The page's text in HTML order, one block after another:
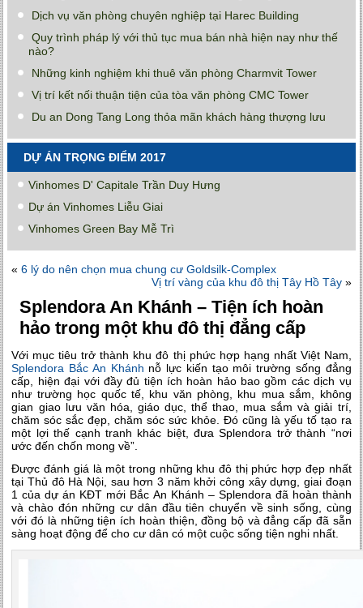
Dịch vụ văn phòng chuyên nghiệp tại Harec Building
Quy trình pháp lý với thủ tục mua bán nhà hiện nay như thế
nào?
Những kinh nghiệm khi thuê văn phòng Charmvit Tower
Vị trí kết nối thuận tiện của tòa văn phòng CMC Tower
Du an Dong Tang Long thỏa mãn khách hàng thượng lưu
DỰ ÁN TRỌNG ĐIỂM 2017
Vinhomes D' Capitale Trần Duy Hưng
Dự án Vinhomes Liễu Giai
Vinhomes Green Bay Mễ Trì
«6 lý do nên chọn mua chung cư Goldsilk-Complex
Vị trí vàng của khu đô thị Tây Hồ Tây»
Splendora An Khánh – Tiện ích hoàn
hảo trong một khu đô thị đẳng cấp
Với mục tiêu trở thành khu đô thị phức hợp hạng nhất Việt Nam,
Splendora Bắc An Khánh nỗ lực kiến tạo môi trường sống đẳng
cấp, hiện đại với đầy đủ tiện ích hoàn hảo bao gồm các dịch vụ
như trường học quốc tế, khu văn phòng, khu mua sắm, không
gian giao lưu văn hóa, giáo dục, thể thao, mua sắm và giải trí,
chăm sóc sắc đẹp, chăm sóc sức khỏe. Đó cũng là yếu tố tạo ra
một lợi thế cạnh tranh khác biệt, đưa Splendora trở thành “nơi
ước đến chốn mong về”.
Được đánh giá là một trong những khu đô thị phức hợp đẹp nhất
tại Thủ đô Hà Nội, sau hơn 3 năm khởi công xây dựng, giai đoạn
1 của dự án KĐT mới Bắc An Khánh – Splendora đã hoàn thành
và chào đón những cư dân đầu tiên chuyển về sinh sống, cùng
với đó là những tiện ích hoàn thiện, đồng bộ và đẳng cấp đã sẵn
sàng hoạt động để cho cư dân có một cuộc sống tiện nghi nhất.